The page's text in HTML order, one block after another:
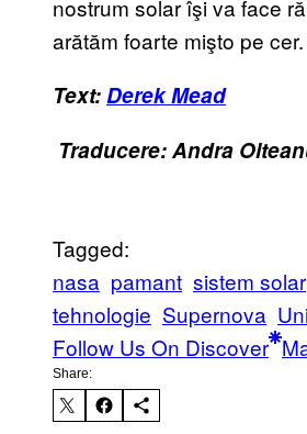
nostrum solar îşi va face
arătăm foarte mişto pe cer.
Text:Derek Mead
Traducere: Andra
Tagged:
nasa pamant sistem solar
tehnologie Supernova
Follow Us On Discover
Share: